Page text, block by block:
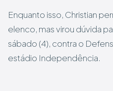
Enquanto isso, Christian
elenco, mas virou dúvida
sábado (4), contra o
estádio Independência.